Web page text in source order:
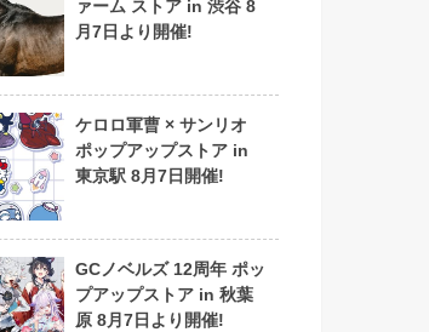
ァーム ストア in 渋谷 8
月7日より開催!
ケロロ軍曹 × サンリオ
ポップアップストア in
東京駅 8月7日開催!
GCノベルズ 12周年 ポッ
プアップストア in 秋葉
原 8月7日より開催!